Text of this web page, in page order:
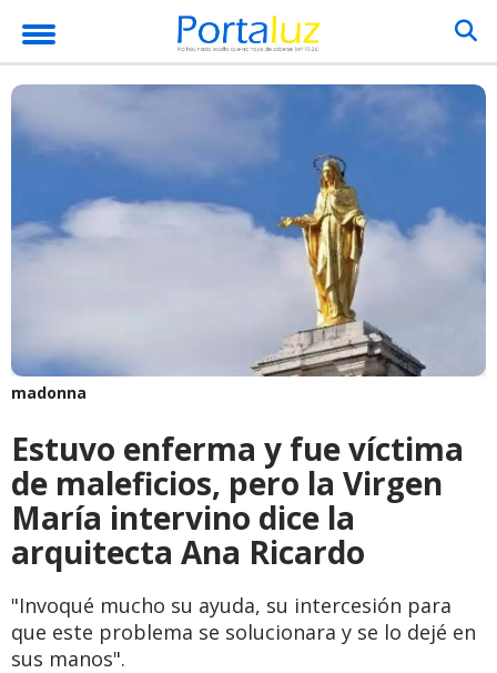
madonna
Estuvo enferma y fue víctima
de maleficios, pero la Virgen
María intervino dice la
arquitecta Ana Ricardo
"Invoqué mucho su ayuda, su intercesión para
que este problema se solucionara y se lo dejé en
sus manos".